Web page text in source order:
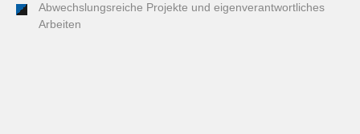
Abwechslungsreiche Projekte und eigenverantwortliches
Arbeiten